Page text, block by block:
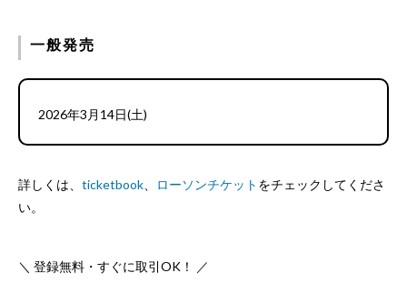
一般発売
2026年3月14日(土)
詳しくは、 ticketbook ローソンチケット をチェックしてくださ
い。
＼ 登録無料・すぐに取引OK！ ／